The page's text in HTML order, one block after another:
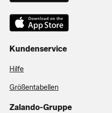
Kundenservice
Hilfe
Größentabellen
Zalando-Gruppe